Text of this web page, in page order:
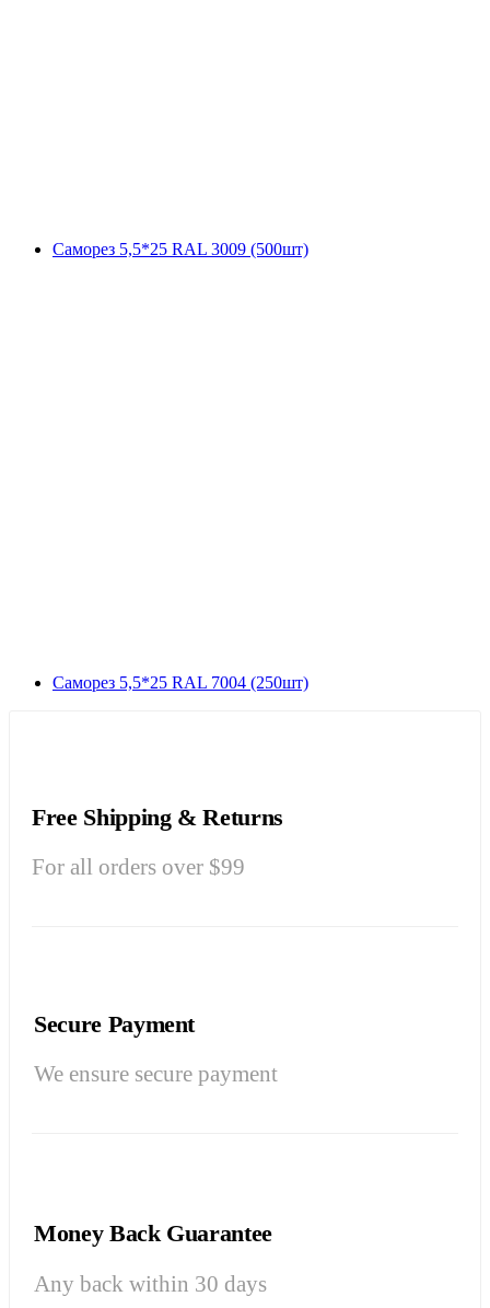
Саморез 5,5*25 RAL 3009 (500шт)
Саморез 5,5*25 RAL 7004 (250шт)
Free Shipping & Returns
For all orders over $99
Secure Payment
We ensure secure payment
Money Back Guarantee
Any back within 30 days